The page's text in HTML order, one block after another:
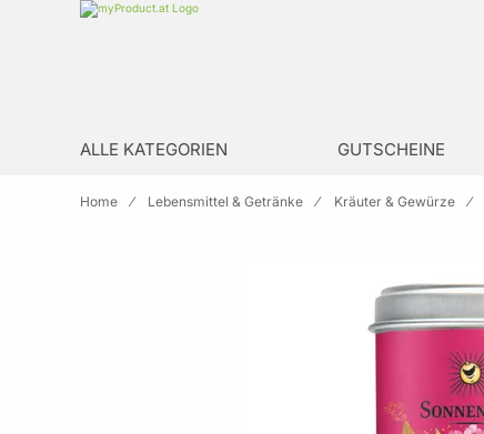
Zur Homepage
ALLE KATEGORIEN GUTSCHEINE
Home Lebensmittel & Getränke Kräuter & Gewürze